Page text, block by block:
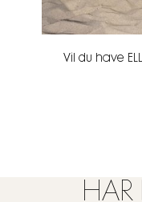
Vil du have
HAR